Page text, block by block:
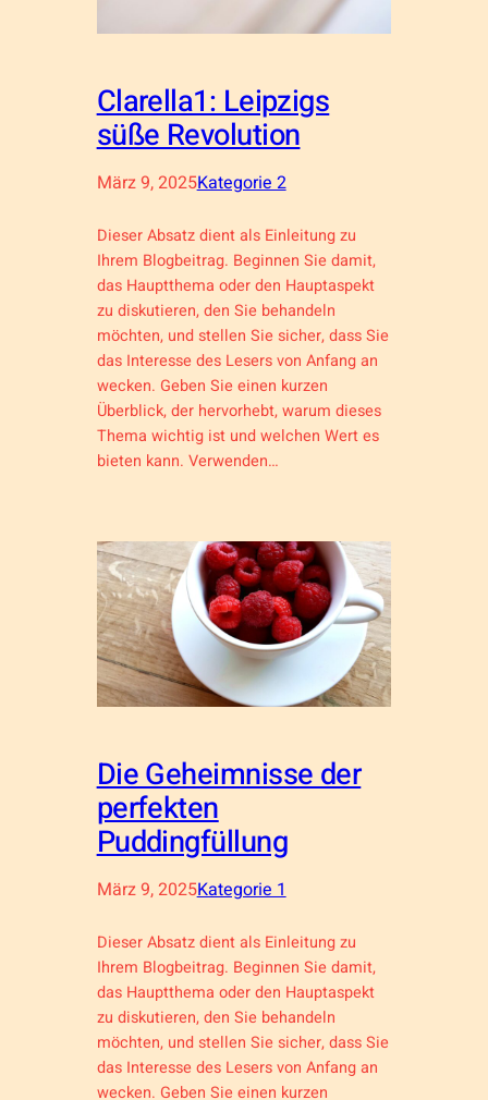
Clarella1: Leipzigs
süße Revolution
März 9, 2025Kategorie 2
Dieser Absatz dient als Einleitung zu
Ihrem Blogbeitrag. Beginnen Sie damit,
das Hauptthema oder den Hauptaspekt
zu diskutieren, den Sie behandeln
möchten, und stellen Sie sicher, dass Sie
das Interesse des Lesers von Anfang an
wecken. Geben Sie einen kurzen
Überblick, der hervorhebt, warum dieses
Thema wichtig ist und welchen Wert es
bieten kann. Verwenden…
Die Geheimnisse der
perfekten
Puddingfüllung
März 9, 2025Kategorie 1
Dieser Absatz dient als Einleitung zu
Ihrem Blogbeitrag. Beginnen Sie damit,
das Hauptthema oder den Hauptaspekt
zu diskutieren, den Sie behandeln
möchten, und stellen Sie sicher, dass Sie
das Interesse des Lesers von Anfang an
wecken. Geben Sie einen kurzen